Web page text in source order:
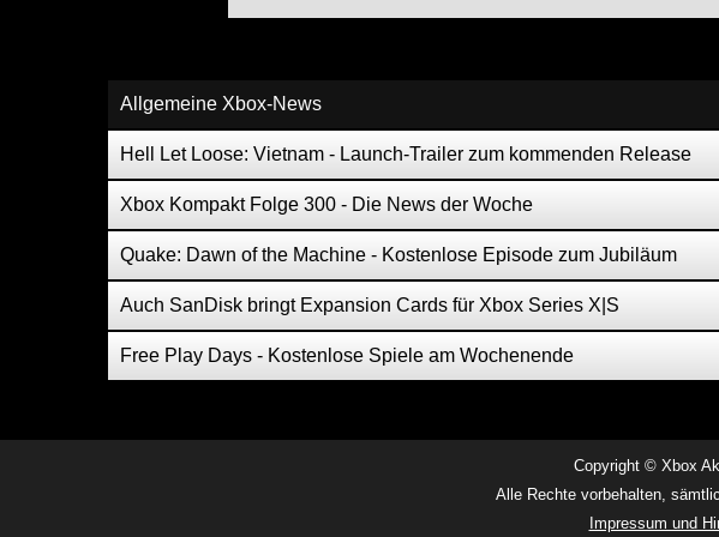
Allgemeine Xbox-News
Hell Let Loose: Vietnam - Launch-Trailer zum kommenden Release
Xbox Kompakt Folge 300 - Die News der Woche
Quake: Dawn of the Machine - Kostenlose Episode zum Jubiläum
Auch SanDisk bringt Expansion Cards für Xbox Series X|S
Free Play Days - Kostenlose Spiele am Wochenende
Copyright © Xbox
Alle Rechte vorbehalten,
Impressum und